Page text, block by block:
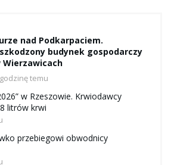
nad Podkarpaciem.
budynek gospodarczy
Wierzawicach
temu
w Rzeszowie. Krwiodawcy
litrów krwi
przebiegowi obwodnicy